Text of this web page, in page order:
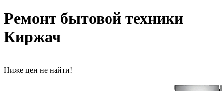
Ремонт бытовой техники
Киржач
Ниже цен не найти!